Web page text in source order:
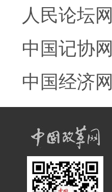
人民论坛网
中国记协网
中国经济网